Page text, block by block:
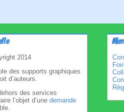
2014
des supports graphiques
d’auteurs.
des services
l’objet d’une demande